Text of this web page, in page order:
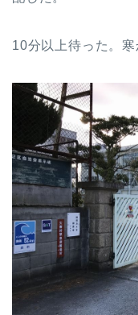
10分以上待った。寒